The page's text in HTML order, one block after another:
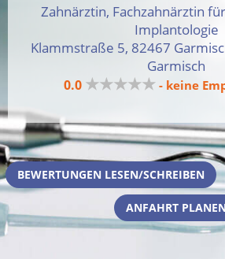
Zahnärztin, Fachzahnärztin
Implantologie
Klammstraße 5, 82467
Garmisch
0.0 ★★★★★ - keine
BEWERTUNGEN LESEN/SCHREIBEN
ANFAHRT PLANEN